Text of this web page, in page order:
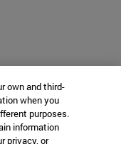
own and third-
when you
purposes.
information
privacy, or